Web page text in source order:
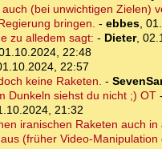
(bei unwichtigen Zielen)
bringen. - ebbes,
zu alledem sagt: - Dieter,
22:48
22:57
keine Raketen. -
Dunkeln siehst du nicht ;) OT-
21:32
iranischen Raketen auch
(früher Video-